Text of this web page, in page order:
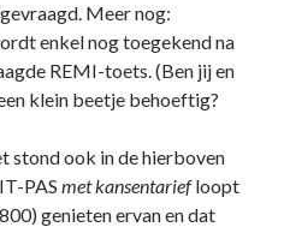
Meer nog:
enkel nog toegekend na
REMI-toets. (Ben jij en
klein beetje behoeftig?
stond ook in de hierboven
PAS met kansentariefloopt
genieten ervan en dat